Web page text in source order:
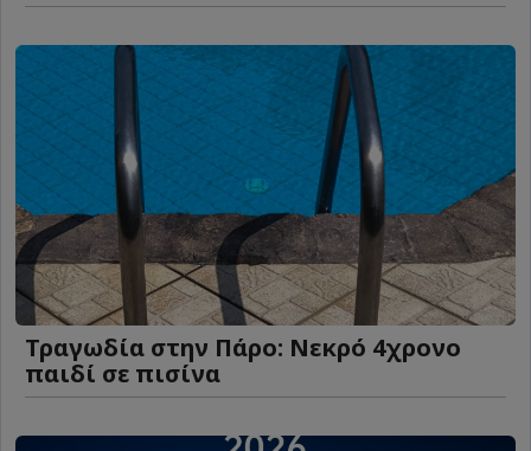
Τραγωδία στην Πάρο: Νεκρό 4χρονο
παιδί σε πισίνα